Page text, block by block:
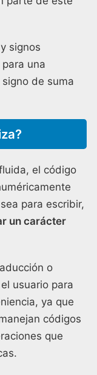
signos
una
de suma
el código
para escribir,
un carácter
o
usuario para
ya que
códigos
que